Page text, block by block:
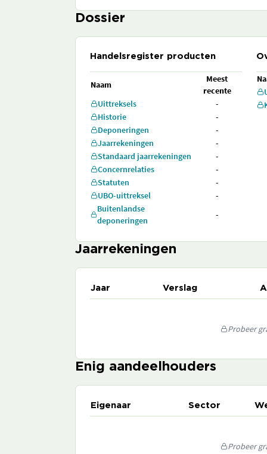
Dossier
Handelsregister producten
Naam
Meest
recente
Uittreksels
-
Historie
-
Deponeringen
-
Jaarrekeningen
-
Standaard jaarrekeningen
-
Concernrelaties
-
Statuten
-
UBO-uittreksel
-
Buitenlandse
deponeringen
-
Jaarrekeningen
Jaar Verslag
Probeer
Enig aandeelhouders
Eigenaar Sector
Probeer